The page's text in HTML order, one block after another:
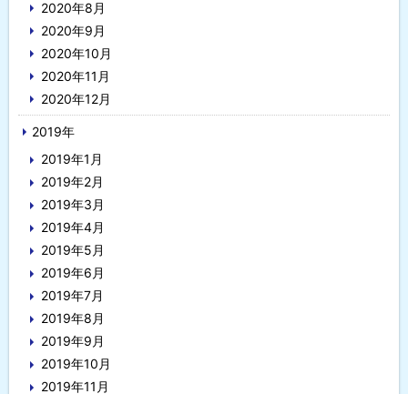
2020年8月
2020年9月
2020年10月
2020年11月
2020年12月
2019年
2019年1月
2019年2月
2019年3月
2019年4月
2019年5月
2019年6月
2019年7月
2019年8月
2019年9月
2019年10月
2019年11月